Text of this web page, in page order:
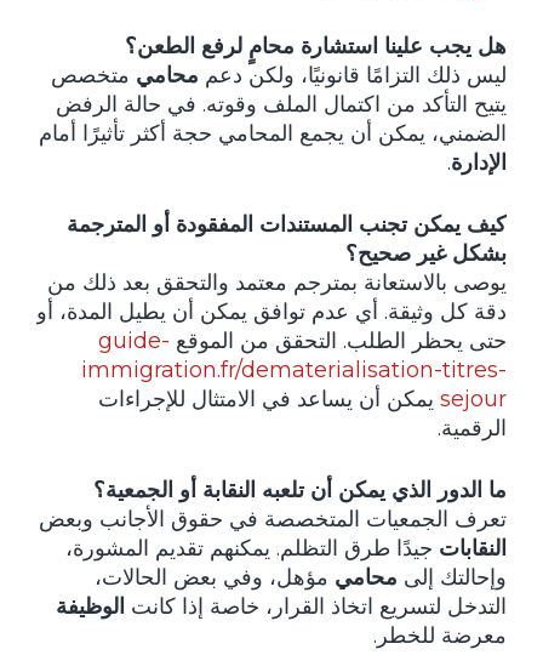
هل يجب علينا استشارة محامٍ لرفع الطعن؟
ليس ذلك التزامًا قانونيًا، ولكن دعم محامي متخصص
يتيح التأكد من اكتمال الملف وقوته. في حالة الرفض
الضمني، يمكن أن يجمع المحامي حجة أكثر تأثيرًا أمام
الإدارة.
كيف يمكن تجنب المستندات المفقودة أو المترجمة
بشكل غير صحيح؟
يوصى بالاستعانة بمترجم معتمد والتحقق بعد ذلك من
دقة كل وثيقة. أي عدم توافق يمكن أن يطيل المدة، أو
حتى يحظر الطلب. التحقق من الموقع guide-
immigration.fr/dematerialisation-titres-
sejour يمكن أن يساعد في الامتثال للإجراءات
الرقمية.
ما الدور الذي يمكن أن تلعبه النقابة أو الجمعية؟
تعرف الجمعيات المتخصصة في حقوق الأجانب وبعض
النقابات جيدًا طرق التظلم. يمكنهم تقديم المشورة،
وإحالتك إلى محامي مؤهل، وفي بعض الحالات،
التدخل لتسريع اتخاذ القرار، خاصة إذا كانت الوظيفة
معرضة للخطر.